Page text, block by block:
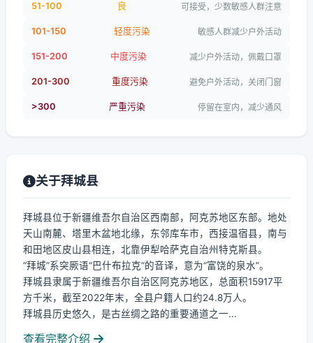
51-100 良 可接受，少数敏感人群注意
101-150 轻度污染 敏感人群减少户外活动
151-200 中度污染 减少户外活动，佩戴口罩
201-300 重度污染 避免户外活动，关闭门窗
>300 严重污染 停留在室内，减少通风
关于拜城县
拜城县位于新疆维吾尔自治区西南部，阿克苏地区东部。地处
天山南麓、塔里木盆地北缘，东邻库车市，西接温宿县，南与
和田地区皮山县相连，北靠伊犁哈萨克自治州特克斯县。
“拜城”系突厥语“巴什布拉克”的音译，意为“富饶的泉水”。
拜城县隶属于新疆维吾尔自治区阿克苏地区，总面积15917平
方千米，截至2022年末，全县户籍人口约24.8万人。
拜城县历史悠久，是古丝绸之路的重要通道之一...
查看完整介绍